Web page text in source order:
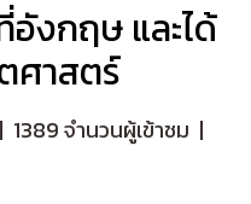
งกฤษ และได้
ศาสตร์
| 1389 จำนวนผู้เข้าชม |